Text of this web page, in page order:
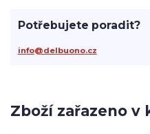
Zboží zařazeno v
Potřebujete poradit?
info@delbuono.cz